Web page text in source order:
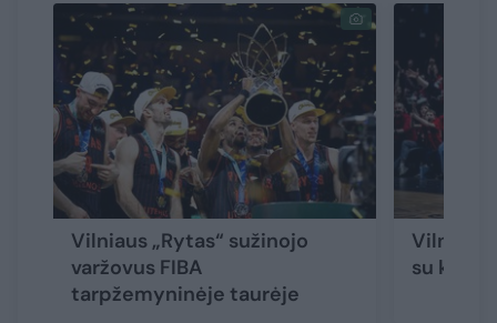
Vilniaus „Rytas“ sužinojo
varžovus FIBA
tarpžemyninėje taurėje
Vilniaus
su